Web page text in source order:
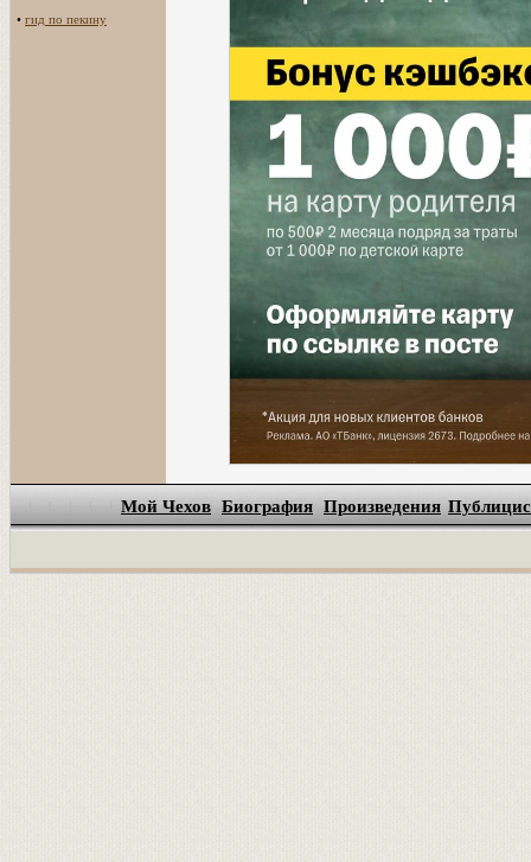
• гид по пекину
Мой Чехов Биография Произведения